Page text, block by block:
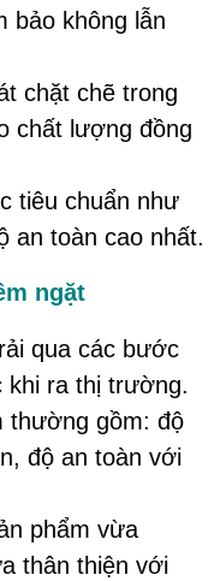
bảo không lẫn
chặt chẽ trong
chất lượng đồng
tiêu chuẩn như
an toàn cao nhất.
ngặt
qua các bước
khi ra thị trường.
thường gồm: độ
độ an toàn với
phẩm vừa
thân thiện với